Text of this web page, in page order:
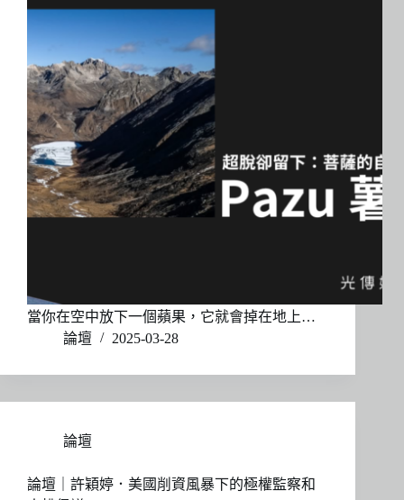
當你在空中放下一個蘋果，它就會掉在地上…
論壇
2025-03-28
論壇
論壇｜許穎婷．美國削資風暴下的極權監察和